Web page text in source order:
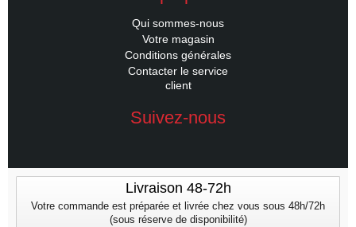
Qui sommes-nous
Votre magasin
Conditions générales
Contacter le service
client
Suivez-nous
Livraison 48-72h
Votre commande est préparée et livrée chez vous sous 48h/72h
(sous réserve de disponibilité)